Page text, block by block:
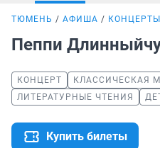
ТЮМЕНЬ АФИША КОНЦЕРТЫ
Пеппи
КОНЦЕРТ
КЛАССИЧЕСКАЯ
ЛИТЕРАТУРНЫЕ ЧТЕНИЯ
Купить билеты